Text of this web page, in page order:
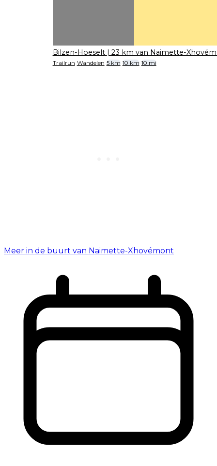
Bilzen-Hoeselt | 23 km van Naimette-
Trailrun Wandelen 5 km 10 km 10 mi
Meer in de buurt van Naimette-Xhovémont